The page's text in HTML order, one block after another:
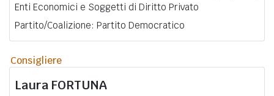
Enti Economici e Soggetti di Diritto Privato
Partito/Coalizione: Partito Democratico
Consigliere
Laura FORTUNA